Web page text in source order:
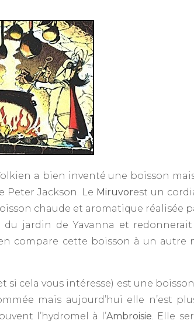
a bien inventé une boisson
Peter Jackson. Le Miruvorest un
chaude et aromatique réalisée
jardin de Yavanna et
compare cette boisson à un autre
si cela vous intéresse) est une
mais aujourd’hui elle n’est
l’hydromel à l’Ambroisie. Elle